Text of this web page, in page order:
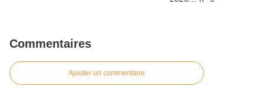
Commentaires
Ajouter un commentaire